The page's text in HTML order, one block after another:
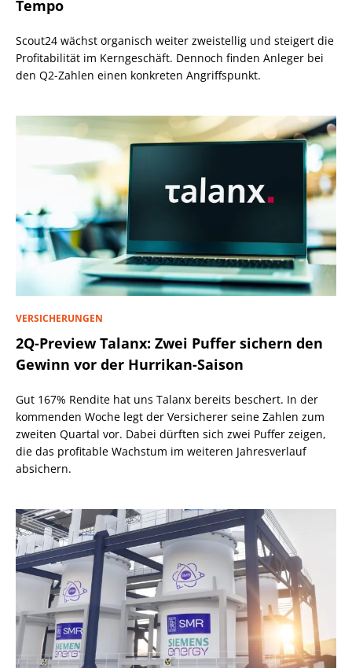
Tempo
Scout24 wächst organisch weiter zweistellig und steigert die
Profitabilität im Kerngeschäft. Dennoch finden Anleger bei
den Q2-Zahlen einen konkreten Angriffspunkt.
VERSICHERUNGEN
2Q-Preview Talanx: Zwei Puffer sichern den
Gewinn vor der Hurrikan-Saison
Gut 167% Rendite hat uns Talanx bereits beschert. In der
kommenden Woche legt der Versicherer seine Zahlen zum
zweiten Quartal vor. Dabei dürften sich zwei Puffer zeigen,
die das profitable Wachstum im weiteren Jahresverlauf
absichern.